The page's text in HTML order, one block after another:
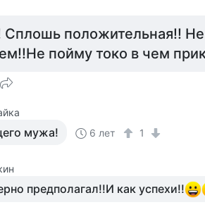
Сплошь положительная!!
пойму токо в чем
мужа! 6 лет 1
предполагал!!И как успехи!!